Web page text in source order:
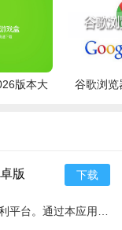
版本大
谷歌浏览
版 下载